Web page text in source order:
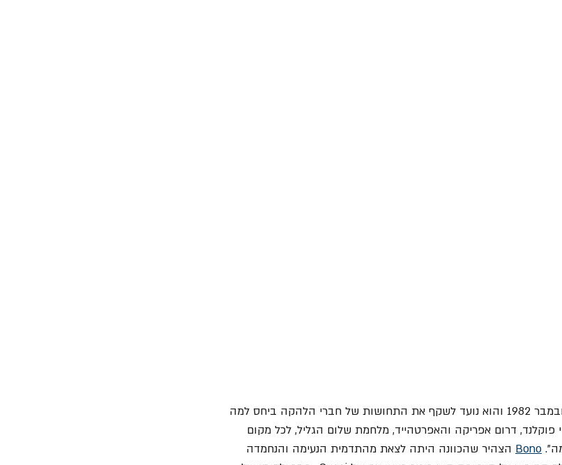
האלבום הזה הוקלט בין בספטמבר לנובמבר 1982 והוא נועד לשקף את התחושות של חברי הלהקה ביחס למה
פוקלנד, דרום אפריקה והאפרטהייד, מלחמת שלום הגליל, לכל מקום
Bono הצהיר שהכוונה היתה לצאת מהתדמית הנעימה והנחמדה